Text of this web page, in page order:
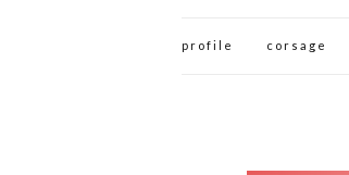
profile corsage